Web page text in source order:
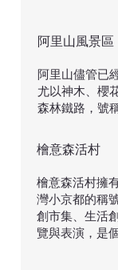
阿里山儘管已
尤以神木、櫻
森林鐵路，號
​阿里山風景區
檜意森活村擁
灣小京都的稱
創市集、生活
覽與表演，是
​檜意森活村